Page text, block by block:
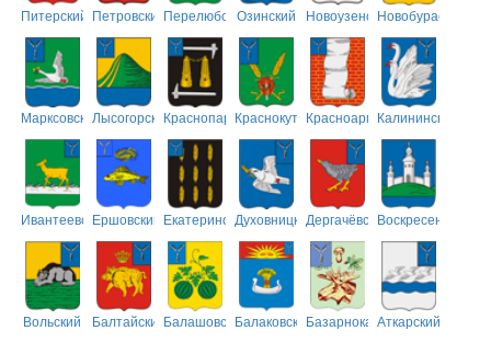
Питерский ПетровскийПерелюбскийОзинский НовоузенскийНовобурасский
МарксовскийЛысогорскийКраснопартизанский
КраснокутскийКрасноармейский
Калининский
ИвантеевскийЕршовский ЕкатериновскийДуховницкийДергачёвскийВоскресенский
Вольский БалтайскийБалашовскийБалаковскийБазарнокарабулакский
Аткарский